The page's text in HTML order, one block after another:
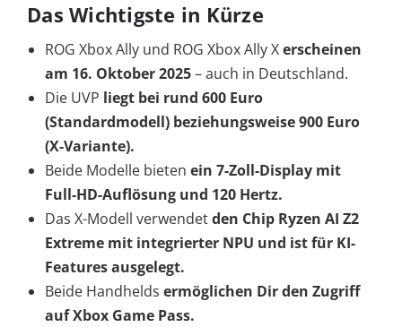
Das Wichtigste in Kürze
ROG Xbox Ally und ROG Xbox Ally Xerscheinen
am 16. Oktober 2025– auch in Deutschland.
Die UVP liegt bei rund 600 Euro
(Standardmodell) beziehungsweise 900 Euro
(X-Variante).
Beide Modelle bieten ein 7-Zoll-Display mit
Full-HD-Auflösung und 120 Hertz.
Das X-Modell verwendetden Chip Ryzen AI Z2
Extreme mit integrierter NPU und ist für KI-
Features ausgelegt.
Beide Handhelds ermöglichen Dir den Zugriff
aufXbox Game Pass.